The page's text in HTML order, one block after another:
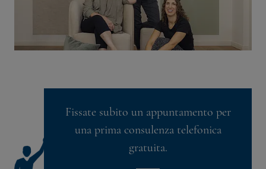
Fissate subito un appuntamento per
una prima consulenza telefonica
gratuita.